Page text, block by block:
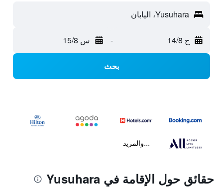
Yusuhara، اليابان
ج 14/8 - س 15/8
بحث
...والمزيد
حقائق حول الإقامة في Yusuhara